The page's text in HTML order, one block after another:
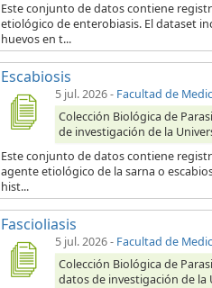
Este conjunto de datos contiene
etiológico de enterobiasis. El dataset
huevos en t...
Escabiosis
5 jul. 2026- Facultad de
Colección Biológica de
de investigación de la
Este conjunto de datos contiene
agente etiológico de la sarna o
hist...
Fascioliasis
5 jul. 2026- Facultad de
Colección Biológica de
datos de investigación de la